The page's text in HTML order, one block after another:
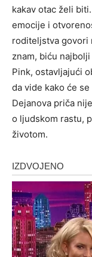
kakav otac želi
emocije i
roditeljstva govori
znam, biću
Pink, ostavljajući
da vide kako će
Dejanova priča
o ljudskom rastu,
životom.